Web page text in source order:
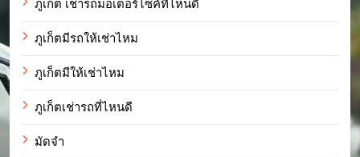
ภูเก็ต เช่ารถมอเตอร์ไซค์ที่ไหนดี
ภูเก็ตมีรถให้เช่าไหม
ภูเก็ตมีให้เช่าไหม
ภูเก็ตเช่ารถที่ไหนดี
มัดจำ